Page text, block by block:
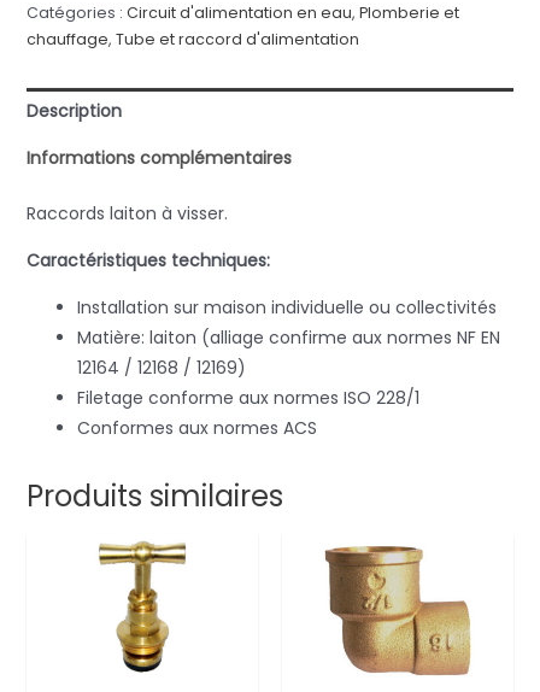
Catégories : Circuit d'alimentation en eau, Plomberie et
chauffage, Tube et raccord d'alimentation
Description
Informations complémentaires
Raccords laiton à visser.
Caractéristiques techniques:
Installation sur maison individuelle ou collectivités
Matière: laiton (alliage confirme aux normes NF EN
12164 / 12168 / 12169)
Filetage conforme aux normes ISO 228/1
Conformes aux normes ACS
Produits similaires